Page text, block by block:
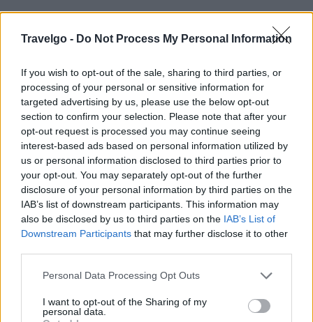
Travelgo - Do Not Process My Personal Information
If you wish to opt-out of the sale, sharing to third parties, or
processing of your personal or sensitive information for
targeted advertising by us, please use the below opt-out
section to confirm your selection. Please note that after your
opt-out request is processed you may continue seeing
interest-based ads based on personal information utilized by
us or personal information disclosed to third parties prior to
your opt-out. You may separately opt-out of the further
disclosure of your personal information by third parties on the
IAB’s list of downstream participants. This information may
also be disclosed by us to third parties on the IAB’s List of
Downstream Participants that may further disclose it to other
Please note that this website/app uses one or more Google
not limited to your visit or usage behaviour. You may click to
grant or deny consent to Google and its third-party tags to
Personal Data Processing Opt Outs
I want to opt-out of the Sharing of my
personal data.
θα σας εξασφαλίσουν μια ευχάριστη και αξέχαστη
Asterias Hotelπροσφέρει άμεση πρόσβαση στην
παραλία, ενώ βρίσκεται σε μικρή απόσταση με τα πόδια
από την Εκκλησία της Παναγίας της Εκατονταπυλιανής,
το Αρχαιολογικό Μουσείο, την αγορά και το λιμάνι της
Παροικιάς.
ΠΑΡΟΧΕΣ
Κλιματισμός
Wi-Fi